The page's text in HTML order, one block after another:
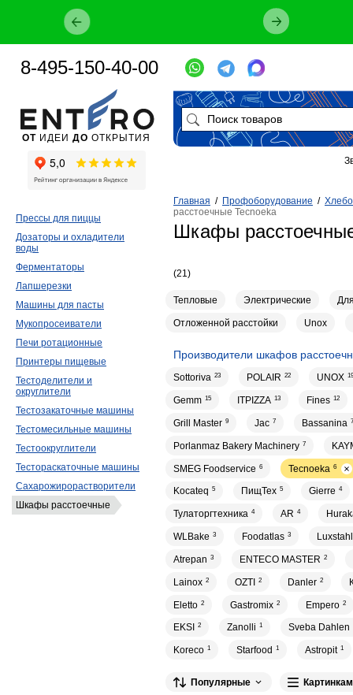
Главная / Профоборудование /
расстоечные Tecnoeka
Шкафы
(21)
Тепловые Электрические
Отложенной расстойки Unox
Производители шкафов
Sottoriva 23 POLAIR 22 UNOX 19
Gemm 15 ITPIZZA 13 Fines 12
Grill Master 9 Jac 7 Bassanina 7
Porlanmaz Bakery Machinery 7
SMEG Foodservice 6 Tecnoeka 6
Kocateq 5 ПищТех 5 Gierre 4
Тулаторгтехника 4 AR 4
WLBake 3 Foodatlas 3 Luxstahl
Atrepan 3 ENTECO MASTER 2
Lainox 2 OZTI 2 Danler 2
Eletto 2 Gastromix 2 Empero 2
EKSI 2 Zanolli 1 Sveba Dahlen
Koreco 1 Starfood 1 Astropit 1
Популярные
Прессы для пиццы
Дозаторы и охладители
воды
Ферментаторы
Лапшерезки
Машины для пасты
Мукопросеиватели
Печи ротационные
Принтеры пищевые
Тестоделители и
округлители
Тестозакаточные машины
Тестомесильные машины
Тестоокруглители
Тестораскаточные машины
Сахарожирорастворители
Шкафы расстоечные
ОТ ИДЕИ ДО ОТКРЫТИЯ
8-495-150-40-00